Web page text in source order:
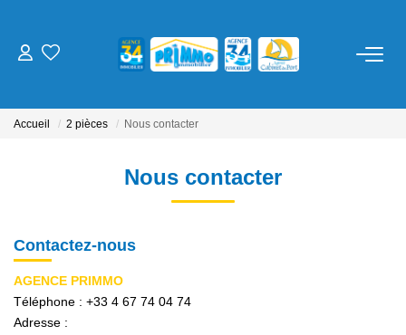
ESTIMER
Accueil 2 pièces Nous contacter
Nous contacter
Contactez-nous
AGENCE PRIMMO
Téléphone : +33 4 67 74 04 74
Adresse :